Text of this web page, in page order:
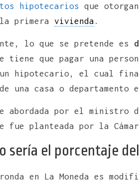
hipotecarios que
primera vivienda .
lo que se pretende es
tiene que pagar una
hipotecario, el cual
una casa o departamento
abordada por el ministro
fue planteada por la
sería el porcentaje
en La Moneda es